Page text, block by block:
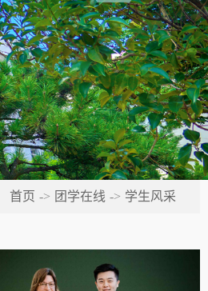
首页 -> 团学在线 -> 学生风采